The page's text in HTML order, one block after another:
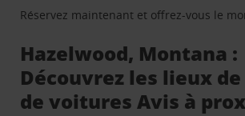
Réservez maintenant et offrez-vous le
Hazelwood, Montana :
Découvrez les lieux
de voitures Avis à